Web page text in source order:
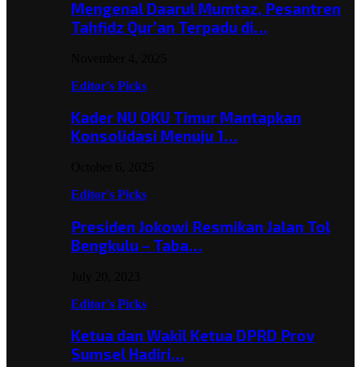
Mengenal Daarul Mumtaz, Pesantren
Tahfidz Qur’an Terpadu di…
Editor's Picks
Kader NU OKU Timur Mantapkan
Konsolidasi Menuju 1…
Editor's Picks
Presiden Jokowi Resmikan Jalan Tol
Bengkulu – Taba…
Editor's Picks
Ketua dan Wakil Ketua DPRD Prov
Sumsel Hadiri…